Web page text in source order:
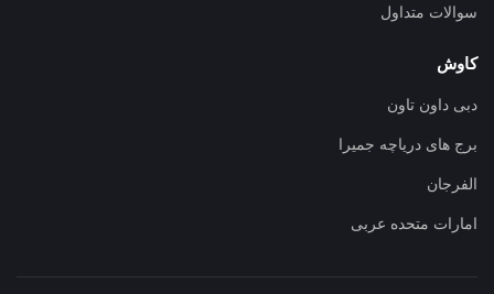
سوالات متداول
کاوش
دبی داون تاون
برج های دریاچه جمیرا
الفرجان
امارات متحده عربی